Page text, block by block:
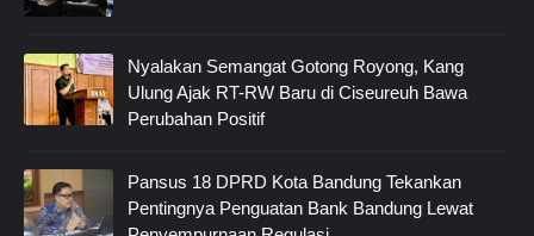
Nyalakan Semangat Gotong Royong, Kang
Ulung Ajak RT-RW Baru di Ciseureuh Bawa
Perubahan Positif
Pansus 18 DPRD Kota Bandung Tekankan
Pentingnya Penguatan Bank Bandung Lewat